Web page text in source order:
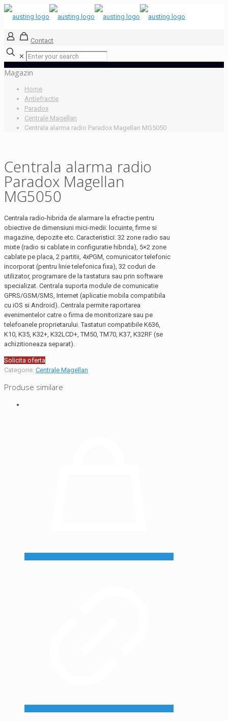
Contact
✕
Magazin
Home
Antiefractie
Paradox
Centrale Magellan
Centrala alarma radio Paradox Magellan MG5050
Centrala alarma radio
Paradox Magellan
MG5050
Centrala radio-hibrida de alarmare la efractie pentru
obiective de dimensiuni mici-medii: locuinte, firme si
magazine, depozite etc. Caracteristici: 32 zone radio sau
mixte (radio si cablate in configuratie hibrida), 5×2 zone
cablate pe placa, 2 partitii, 4xPGM, comunicator telefonic
incorporat (pentru linie telefonica fixa), 32 coduri de
utilizator, programare de la tastatura sau prin software
specializat. Centrala suporta module de comunicatie
GPRS/GSM/SMS, Internet (aplicatie mobila compatibila
cu iOS si Android). Centrala permite raportarea
evenimentelor catre o firma de monitorizare sau pe
telefoanele proprietarului. Tastaturi compatibile K636,
K10, K35, K32+, K32LCD+, TM50, TM70, K37, K32RF (se
achizitioneaza separat).
Solicita oferta
Categorie: Centrale Magellan
Produse similare